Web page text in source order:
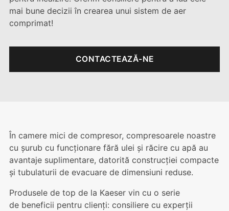
mai bune decizii în crearea unui sistem de aer
comprimat!
CONTACTEAZĂ-NE
În camere mici de compresor, compresoarele noastre
cu șurub cu funcționare fără ulei și răcire cu apă au
avantaje suplimentare, datorită construcției compacte
și tubulaturii de evacuare de dimensiuni reduse.
Produsele de top de la Kaeser vin cu o serie
de beneficii pentru clienți: consiliere cu experții